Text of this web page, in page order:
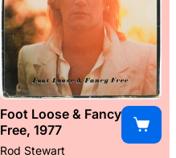
Foot Loose & Fancy
Free, 1977
Rod Stewart